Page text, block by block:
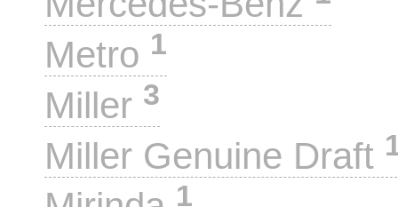
Metro 1
Miller 3
Miller Genuine Draft
1